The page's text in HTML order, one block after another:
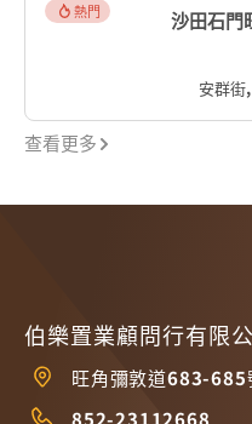
查看更多
熱門
沙田石門
安群街
伯樂置業顧問行有限
旺角彌敦道683-685
852-23112668